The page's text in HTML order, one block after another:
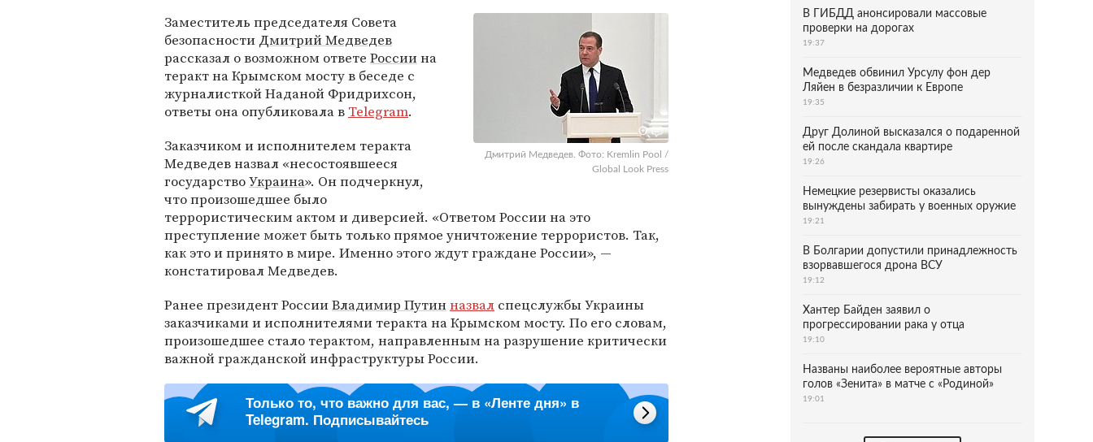
Дмитрий Медведев. Фото: Kremlin Pool /
Global Look Press
Заместитель председателя Совета
безопасности Дмитрий Медведев
рассказал о возможном ответе Россиина
теракт на Крымском мосту в беседе с
журналисткой Наданой Фридрихсон,
ответы она опубликовала в Telegram.
Заказчиком и исполнителем теракта
Медведев назвал «несостоявшееся
государствоУкраина». Он подчеркнул,
что произошедшее было
террористическим актом и диверсией. «Ответом России на это
преступление может быть только прямое уничтожение террористов. Так,
как это и принято в мире. Именно этого ждут граждане России», —
констатировал Медведев.
Ранее президент РоссииВладимир Путинназвал спецслужбы Украины
заказчиками и исполнителями теракта на Крымском мосту. По его словам,
произошедшее стало терактом, направленным на разрушение критически
важной гражданской инфраструктуры России.
Только то, что важно для вас, — в «Ленте дня» в
Telegram. Подписывайтесь
В ГИБДД анонсировали массовые
проверки на дорогах
19:37
Медведев обвинил Урсулу фон дер
Ляйен в безразличии к Европе
19:35
Друг Долиной высказался о подаренной
ей после скандала квартире
19:26
Немецкие резервисты оказались
вынуждены забирать у военных оружие
19:21
В Болгарии допустили принадлежность
взорвавшегося дрона ВСУ
19:12
Хантер Байден заявил о
прогрессировании рака у отца
19:10
Названы наиболее вероятные авторы
голов «Зенита» в матче с «Родиной»
19:01